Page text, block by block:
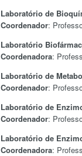
Laboratório de
Coordenador:
Laboratório
Coordenadora:
Laboratório de
Coordenador:
Laboratório de
Coordenador:
Laboratório de
Coordenadora: